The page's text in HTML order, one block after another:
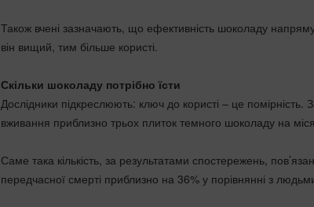
Також вчені зазначають, що ефективність шоколаду
він вищий, тим більше користі.
Скільки шоколаду потрібно їсти
Дослідники підкреслюють: ключ до користі – це
вживання приблизно трьох плиток темного шоколаду на
Саме така кількість, за результатами спостережень,
передчасної смерті приблизно на 36% у порівнянні з